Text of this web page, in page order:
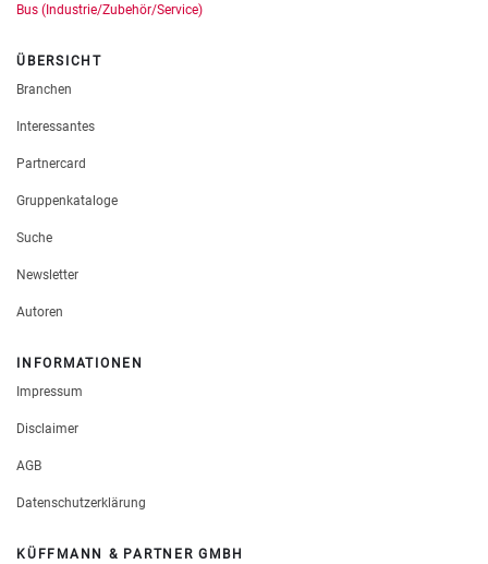
Bus (Industrie/Zubehör/Service)
ÜBERSICHT
Branchen
Interessantes
Partnercard
Gruppenkataloge
Suche
Newsletter
Autoren
INFORMATIONEN
Impressum
Disclaimer
AGB
Datenschutzerklärung
KÜFFMANN & PARTNER GMBH